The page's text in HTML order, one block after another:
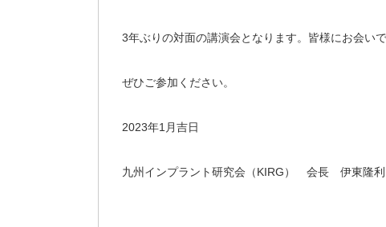
3年ぶりの対面の講演会となります。皆様にお会い
ぜひご参加ください。
2023年1月吉日
九州インプラント研究会（KIRG） 会長 伊東隆利